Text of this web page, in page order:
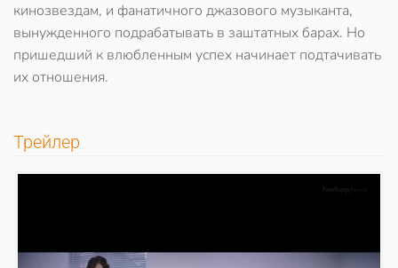
кинозвездам, и фанатичного джазового музыканта,
вынужденного подрабатывать в заштатных барах. Но
пришедший к влюбленным успех начинает подтачивать
их отношения.
Трейлер